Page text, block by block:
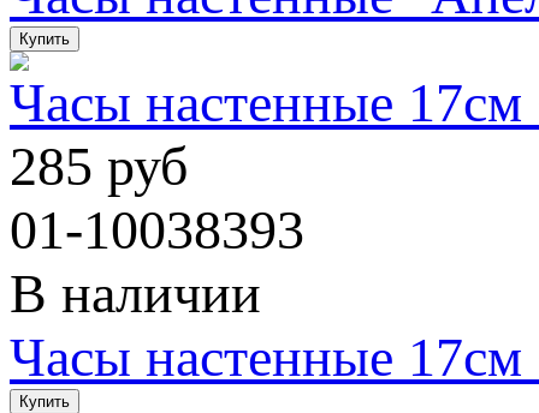
Часы настенные 17см
285 руб
01-10038393
В наличии
Часы настенные 17см